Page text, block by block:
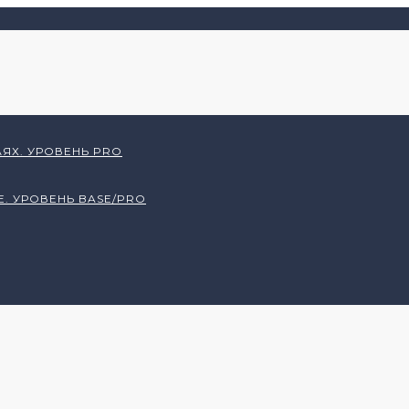
УРОВЕНЬ PRO
BASE/PRO